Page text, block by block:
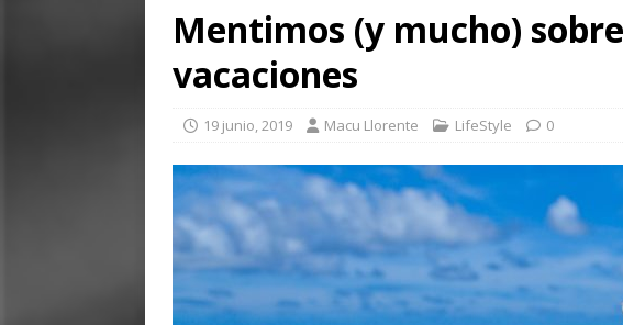
Mentimos (y mucho)
vacaciones
19 junio, 2019 Macu Llorente LifeStyle 0